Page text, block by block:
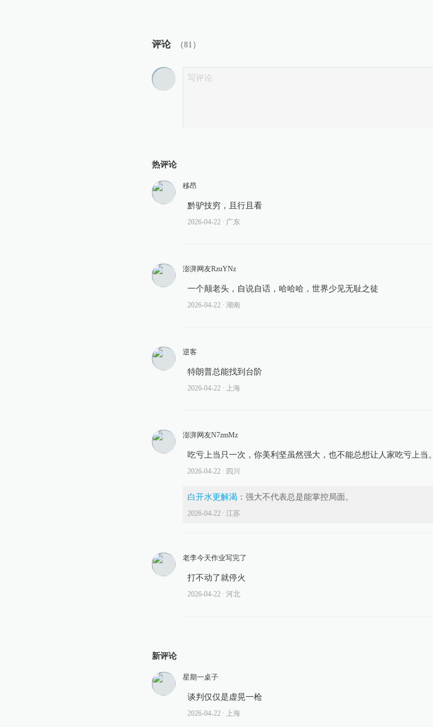
22:21
14:46
查看详情
09:16
卡塔尔与巴基斯坦联合声明：美伊首轮高级别会谈结束
查看详情
美媒称美伊谈判还在继续，伊朗谈判代表仍在现场
07:15
伊媒：伊朗代表团拒绝继续在瑞士进行伊美谈判
查看详情
伊朗代表团暂停伊美谈判，抗议特朗普威胁言论
查看详情
伊朗谈判团队成员称伊石油制裁豁免草案已敲定
查看详情
23:08
伊美谈判第一轮已结束，未讨论伊朗核计划问题
查看详情
评论 （81 ）
热评论
移昂
黔驴技穷，且行且看
2026-04-22 ∙ 广东
澎湃网友RzuYNz
一个颠老头，自说自话，哈哈哈，世界少见无耻之徒
2026-04-22 ∙ 湖南
逆客
特朗普总能找到台阶
2026-04-22 ∙ 上海
澎湃网友N7zmMz
吃亏上当只一次，你美利坚虽然强大，也不能总想让人家吃亏上当。
2026-04-22 ∙ 四川
白开水更解渴 ： 强大不代表总是能掌控局面。
2026-04-22 ∙ 江苏
老李今天作业写完了
打不动了就停火
2026-04-22 ∙ 河北
新评论
星期一桌子
谈判仅仅是虚晃一枪
2026-04-22 ∙ 上海